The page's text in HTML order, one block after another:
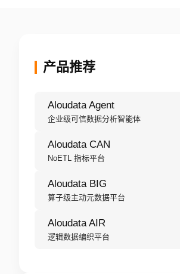
产品推荐
Aloudata Agent
企业级可信数据分析智能体
Aloudata CAN
NoETL 指标平台
Aloudata BIG
算子级主动元数据平台
Aloudata AIR
逻辑数据编织平台